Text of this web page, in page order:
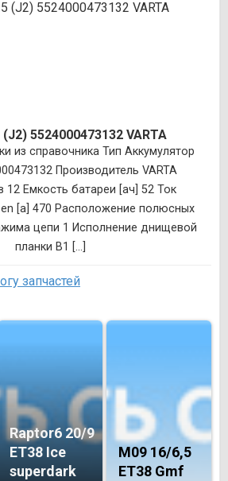
5524000473132 VARTA
из справочника Тип Аккумулятор
Производитель VARTA
12 Емкость батареи [ач] 52 Ток
[a] 470 Расположение полюсных
цепи 1 Исполнение днищевой
планки B1 [...]
запчастей
Raptor6 20/9
ET38 Ice
superdark
M09 16/6,5
ET38 Gmf